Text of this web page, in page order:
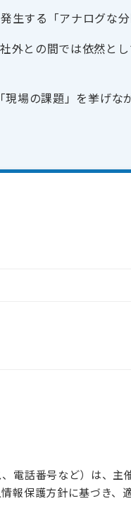
する「アナログな分
外との間では依然と
場の課題」を挙げな
電話番号など）は、
報保護方針に基づき、